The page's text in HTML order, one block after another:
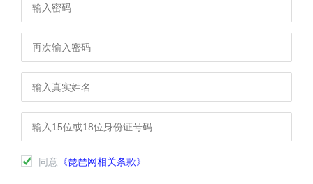
同意 《琵琶网相关条款》